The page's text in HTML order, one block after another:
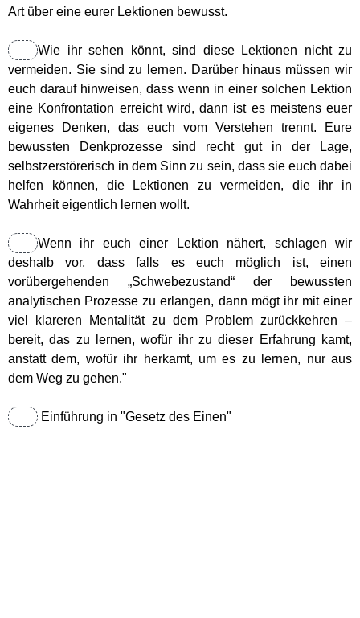
Lichtwesen
Transformation
Meditationen
Energiezentren Übersicht
Tägliche Übungen
Gefährliche Meditationen
Lebensenergie
Körper
Jesus
Art über eine eurer Lektionen bewusst.
Wie ihr sehen könnt, sind diese Lektionen nicht zu
vermeiden. Sie sind zu lernen. Darüber hinaus müssen wir
euch darauf hinweisen, dass wenn in einer solchen Lektion
eine Konfrontation erreicht wird, dann ist es meistens euer
eigenes Denken, das euch vom Verstehen trennt. Eure
bewussten Denkprozesse sind recht gut in der Lage,
selbstzerstörerisch in dem Sinn zu sein, dass sie euch dabei
helfen können, die Lektionen zu vermeiden, die ihr in
Wahrheit eigentlich lernen wollt.
Wenn ihr euch einer Lektion nähert, schlagen wir
deshalb vor, dass falls es euch möglich ist, einen
vorübergehenden „Schwebezustand“ der bewussten
analytischen Prozesse zu erlangen, dann mögt ihr mit einer
viel klareren Mentalität zu dem Problem zurückkehren –
bereit, das zu lernen, wofür ihr zu dieser Erfahrung kamt,
anstatt dem, wofür ihr herkamt, um es zu lernen, nur aus
dem Weg zu gehen."
Einführung in "Gesetz des Einen"